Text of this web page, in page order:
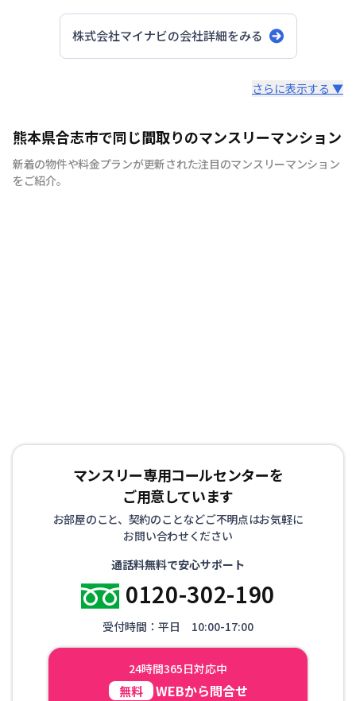
株式会社マイナビの会社詳細をみる
快適で安心な住まいをご提供。入居者様の住み心地と健康
を考え、専門部隊がお部屋を厳選！入居者満足度97％！
さらに表示する ▼
熊本県合志市で同じ間取りのマンスリーマンション
新着の物件や料金プランが更新された注目のマンスリーマンション
をご紹介。
マンスリー専用コールセンターを
ご用意しています
お部屋のこと、契約のことなどご不明点はお気軽に
お問い合わせください
通話料無料で安心サポート
0120-302-190
受付時間：平日 10:00-17:00
24時間365日対応中
無料 WEBから問合せ